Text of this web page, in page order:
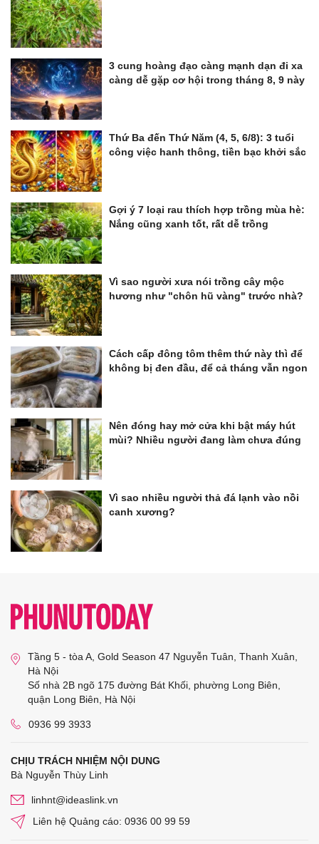
3 cung hoàng đạo càng mạnh dạn đi xa
càng dễ gặp cơ hội trong tháng 8, 9 này
Thứ Ba đến Thứ Năm (4, 5, 6/8): 3 tuổi
công việc hanh thông, tiền bạc khởi sắc
Gợi ý 7 loại rau thích hợp trồng mùa hè:
Nắng cũng xanh tốt, rất dễ trồng
Vì sao người xưa nói trồng cây mộc
hương như "chôn hũ vàng" trước nhà?
Cách cấp đông tôm thêm thứ này thì để
không bị đen đầu, để cả tháng vẫn ngon
Nên đóng hay mở cửa khi bật máy hút
mùi? Nhiều người đang làm chưa đúng
Vì sao nhiều người thả đá lạnh vào nồi
canh xương?
Tầng 5 - tòa A, Gold Season 47 Nguyễn Tuân, Thanh Xuân,
Hà Nội
Số nhà 2B ngõ 175 đường Bát Khối, phường Long Biên,
quận Long Biên, Hà Nội
0936 99 3933
CHỊU TRÁCH NHIỆM NỘI DUNG
Bà Nguyễn Thùy Linh
linhnt@ideaslink.vn
Liên hệ Quảng cáo: 0936 00 99 59